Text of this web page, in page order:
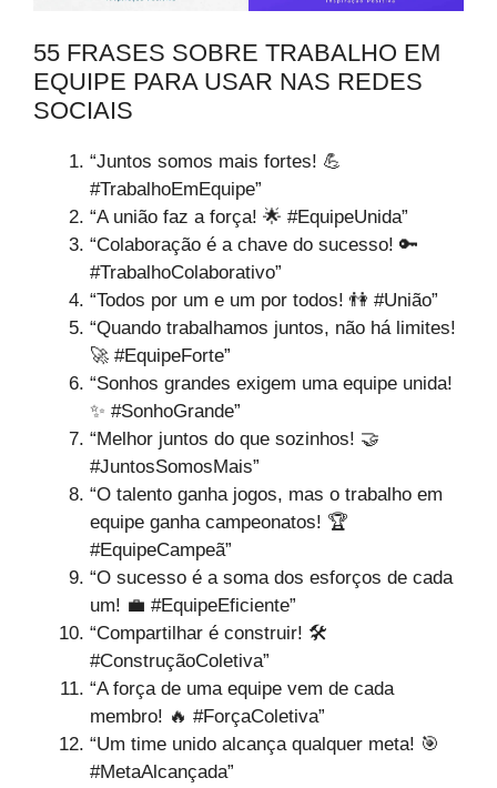
55 FRASES SOBRE TRABALHO EM
EQUIPE PARA USAR NAS REDES
SOCIAIS
“Juntos somos mais fortes! 💪
#TrabalhoEmEquipe”
“A união faz a força! 🌟 #EquipeUnida”
“Colaboração é a chave do sucesso! 🔑
#TrabalhoColaborativo”
“Todos por um e um por todos! 👫 #União”
“Quando trabalhamos juntos, não há limites!
🚀 #EquipeForte”
“Sonhos grandes exigem uma equipe unida!
✨ #SonhoGrande”
“Melhor juntos do que sozinhos! 🤝
#JuntosSomosMais”
“O talento ganha jogos, mas o trabalho em
equipe ganha campeonatos! 🏆
#EquipeCampeã”
“O sucesso é a soma dos esforços de cada
um! 💼 #EquipeEficiente”
“Compartilhar é construir! 🛠️
#ConstruçãoColetiva”
“A força de uma equipe vem de cada
membro! 🔥 #ForçaColetiva”
“Um time unido alcança qualquer meta! 🎯
#MetaAlcançada”